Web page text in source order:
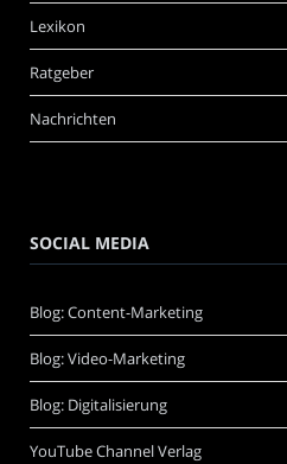
Lexikon
Ratgeber
Nachrichten
SOCIAL MEDIA
Blog: Content-Marketing
Blog: Video-Marketing
Blog: Digitalisierung
YouTube Channel Verlag